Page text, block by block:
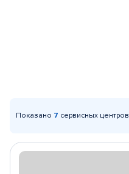
Показано 7 сервисных центров